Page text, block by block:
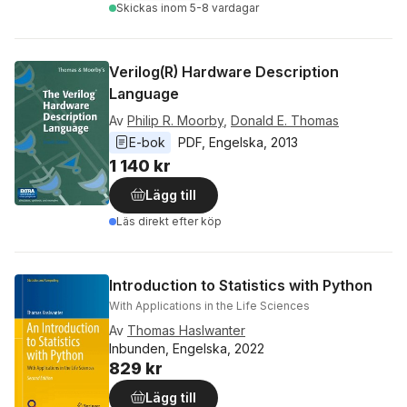
Skickas inom 5-8 vardagar
Verilog(R) Hardware Description
Language
Av Philip R. Moorby, Donald E. Thomas
E-bok
PDF Engelska 2013
1 140 kr
Lägg till
Läs direkt efter köp
Introduction to Statistics with Python
With Applications in the Life Sciences
Av Thomas Haslwanter
Inbunden, Engelska, 2022
829 kr
Lägg till